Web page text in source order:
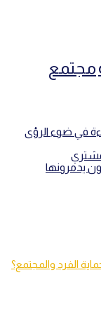
مجتمع
في ضوء الرؤى
يدمرونها
الفرد والمجتمع؟